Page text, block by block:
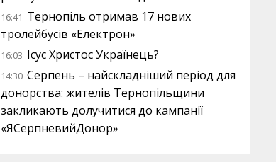
16:41 Тернопіль отримав 17 нових
тролейбусів «Електрон»
16:03 Ісус Христос Українець?
14:30 Серпень – найскладніший період для
донорства: жителів Тернопільщини
закликають долучитися до кампанії
«ЯСерпневийДонор»